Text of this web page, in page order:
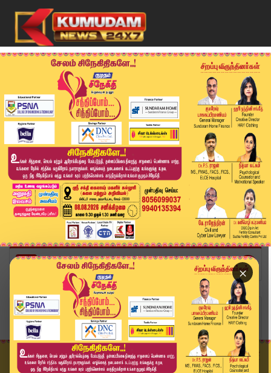
×
Home
சினிமா
தலைவரு நிரந்தரம்…. ஜெயிலர் 2 ரிலீஸ் தேதி அறிவிப...